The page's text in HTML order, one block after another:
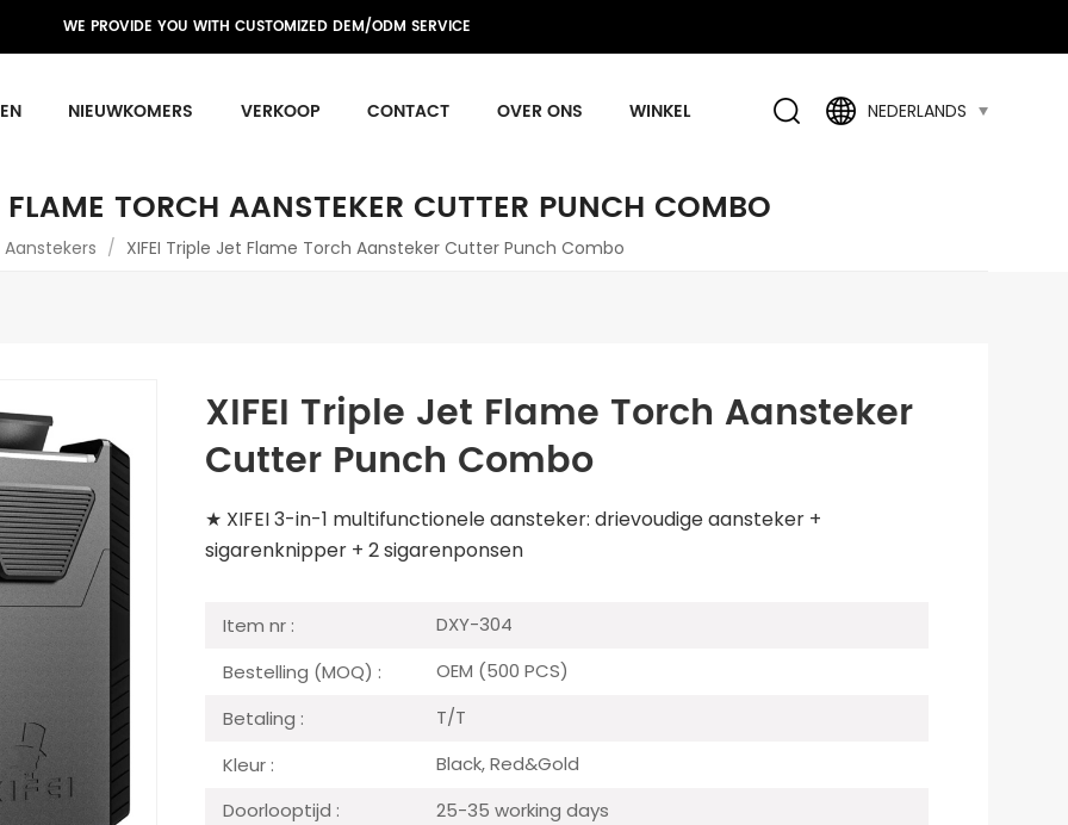
WE PROVIDE YOU WITH CUSTOMIZED DEM/ODM SERVICE
NIEUWKOMERS VERKOOP CONTACT OVER ONS WINKEL NEDERLANDS
FLAME TORCH AANSTEKER CUTTER PUNCH COMBO
Aanstekers / XIFEI Triple Jet Flame Torch Aansteker Cutter Punch Combo
XIFEI Triple Jet Flame Torch Aansteker
Cutter Punch Combo
★ XIFEI 3-in-1 multifunctionele aansteker: drievoudige aansteker +
sigarenknipper + 2 sigarenponsen
Item nr :
DXY-304
Bestelling (MOQ) :
OEM (500 PCS)
Betaling :
T/T
Kleur :
Black, Red&Gold
Doorlooptijd :
25-35 working days